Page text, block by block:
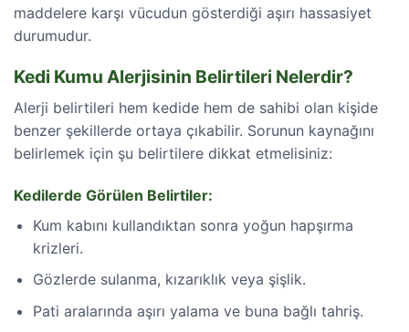
maddelere karşı vücudun gösterdiği aşırı hassasiyet
durumudur.
Kedi Kumu Alerjisinin Belirtileri Nelerdir?
Alerji belirtileri hem kedide hem de sahibi olan kişide
benzer şekillerde ortaya çıkabilir. Sorunun kaynağını
belirlemek için şu belirtilere dikkat etmelisiniz:
Kedilerde Görülen Belirtiler:
Kum kabını kullandıktan sonra yoğun hapşırma
krizleri.
Gözlerde sulanma, kızarıklık veya şişlik.
Pati aralarında aşırı yalama ve buna bağlı tahriş.